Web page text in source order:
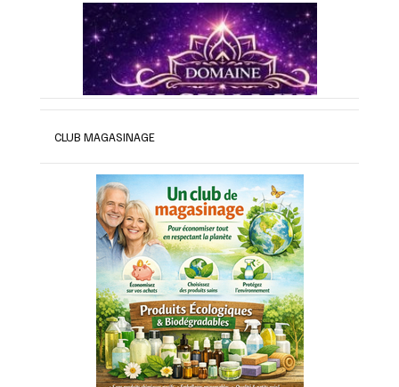
CLUB MAGASINAGE